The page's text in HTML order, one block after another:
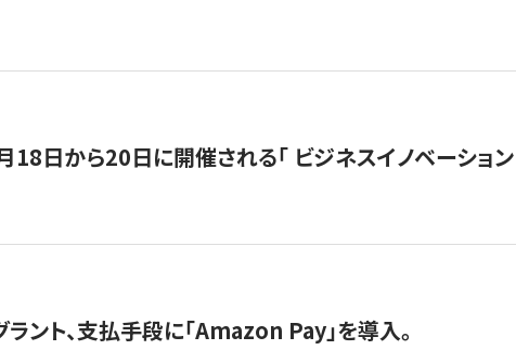
18日から20日に開催される「 ビジネスイノベーシ
ント、支払手段に「Amazon Pay」を導入。